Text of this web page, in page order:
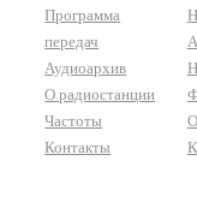
Программа
передач
Аудиоархив
О радиостанции
Частоты
Контакты